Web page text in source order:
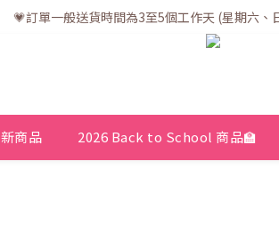
💗訂單一般送貨時間為3至5個工作天 (星期六、
💗訂單一般送貨時間為3至5個工作天 (星期六、
💗折實滿$400免運費 | 滿$200免
💗訂單一般送貨時間為3至5個工作天 (星期六、
新商品 2026 Back to School 商品🏫